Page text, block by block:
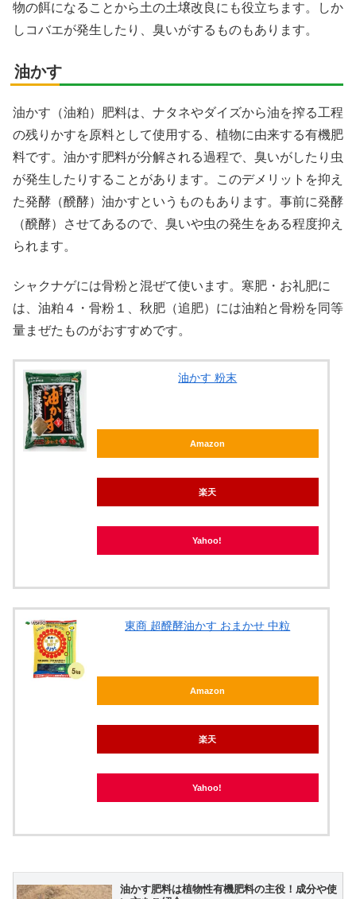
物の餌になることから土の土壌改良にも役立ちます。しか
しコバエが発生したり、臭いがするものもあります。
油かす
油かす（油粕）肥料は、ナタネやダイズから油を搾る工程
の残りかすを原料として使用する、植物に由来する有機肥
料です。油かす肥料が分解される過程で、臭いがしたり虫
が発生したりすることがあります。このデメリットを抑え
た発酵（醗酵）油かすというものもあります。事前に発酵
（醗酵）させてあるので、臭いや虫の発生をある程度抑え
られます。
シャクナゲには骨粉と混ぜて使います。寒肥・お礼肥に
は、油粕４・骨粉１、秋肥（追肥）には油粕と骨粉を同等
量まぜたものがおすすめです。
油かす 粉末
Amazon
楽天
Yahoo!
東商 超醗酵油かす おまかせ 中粒
Amazon
楽天
Yahoo!
油かす肥料は植物性有機肥料の主役！成分や使